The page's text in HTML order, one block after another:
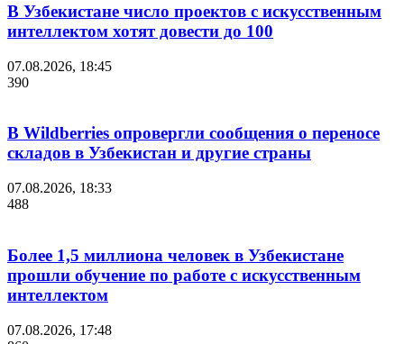
В Узбекистане число проектов с искусственным
интеллектом хотят довести до 100
07.08.2026, 18:45
390
В Wildberries опровергли сообщения о переносе
складов в Узбекистан и другие страны
07.08.2026, 18:33
488
Более 1,5 миллиона человек в Узбекистане
прошли обучение по работе с искусственным
интеллектом
07.08.2026, 17:48